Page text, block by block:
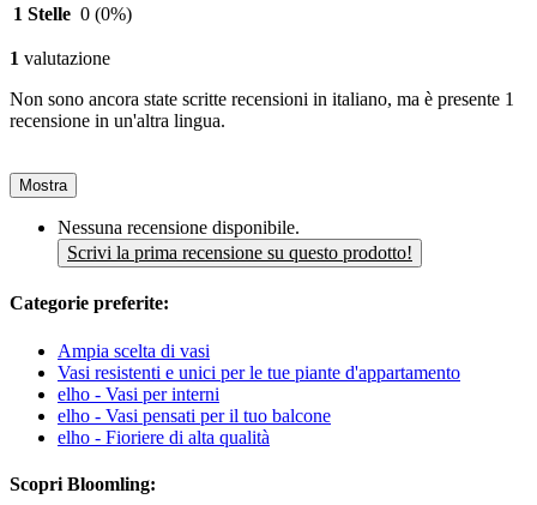
1 Stelle 0 (0%)
1 valutazione
Non sono ancora state scritte recensioni in italiano, ma è presente 1
recensione in un'altra lingua.
Mostra
Nessuna recensione disponibile.
Scrivi la prima recensione su questo prodotto!
Categorie preferite:
Ampia scelta di vasi
Vasi resistenti e unici per le tue piante d'appartamento
elho - Vasi per interni
elho - Vasi pensati per il tuo balcone
elho - Fioriere di alta qualità
Scopri Bloomling: